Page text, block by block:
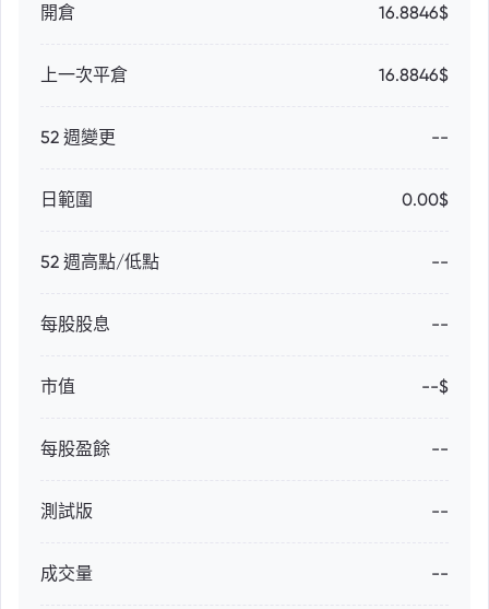
開倉 16.8846$
上一次平倉 16.8846$
52 週變更 --
日範圍 0.00$
52 週高點/低點 --
每股股息 --
市值 --$
每股盈餘 --
測試版 --
成交量 --